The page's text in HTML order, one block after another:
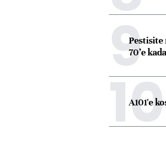
9Pestisite
70’e
10
A101'e